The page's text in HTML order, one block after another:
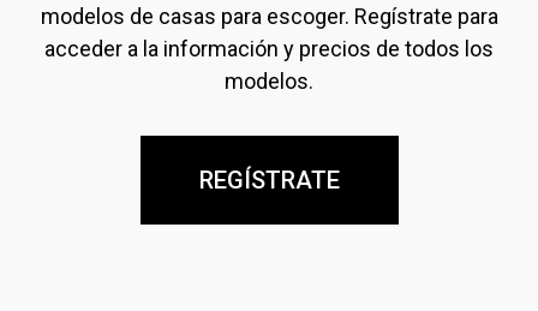
modelos de casas para escoger. Regístrate para
acceder a la información y precios de todos los
modelos.
REGÍSTRATE